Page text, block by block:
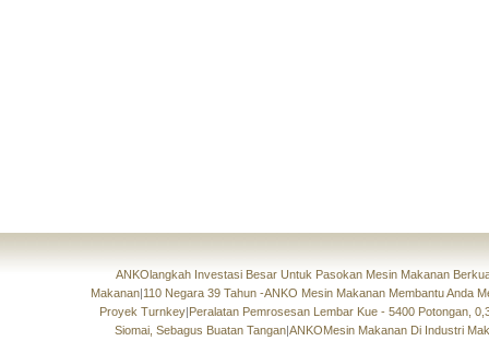
ANKOlangkah Investasi Besar Untuk Pasokan Mesin Makanan
Makanan|110 Negara 39 Tahun -ANKO Mesin Makanan Membantu Anda
Proyek Turnkey|Peralatan Pemrosesan Lembar Kue - 5400 Potongan,
Siomai, Sebagus Buatan Tangan|ANKOMesin Makanan Di Industri